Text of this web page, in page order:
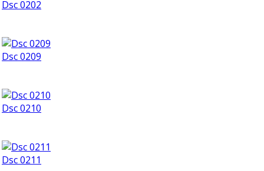
Dsc 0202
Dsc 0209
Dsc 0210
Dsc 0211